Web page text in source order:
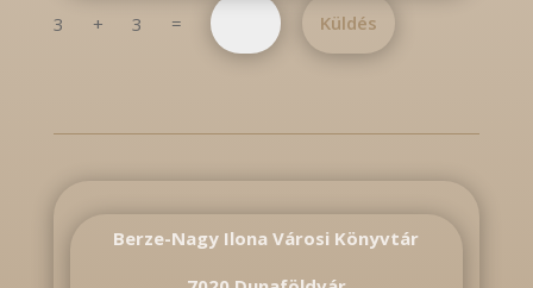
3 + 3 = Küldés
Berze-Nagy Ilona Városi Könyvtár